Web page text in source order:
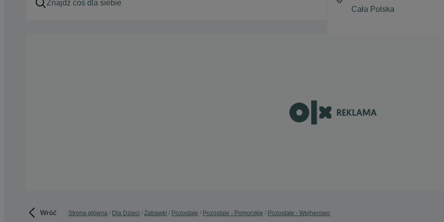
Wróć Strona główna Dla Dzieci Zabawki Pozostałe Pozostałe - Pomorskie Pozostałe - Wejherowo